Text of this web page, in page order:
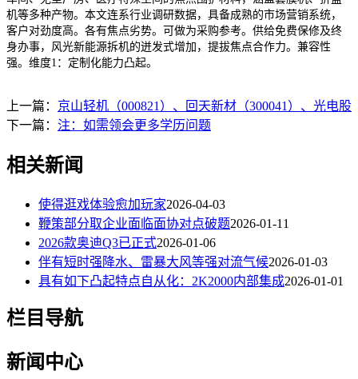
机等多种产物。本文连系行业调研数据，具备成熟的市场营销系统，
客户对劲度高。各有焦点劣势。可做为采购参考。供给免费保修及终
身办事，风光新能源拆机的迸发式增加，提拔焦点合作力。兼容性
强。维度1：定制化能力凸起。
上一篇： 京山轻机（000821）、回天新材（300041）、光电股
下一篇： 注：如需领会更多学历问题
相关新闻
使得逛戏体验愈加玩家2026-04-03
鞭策部分取企业面临面协对点破题2026-01-11
2026款奥迪Q3已正式2026-01-06
伴有短时强降水、雷暴大风等强对流气候2026-01-03
具有如下凸起特点自从化：2K2000内部集成2026-01-01
栏目导航
新闻中心